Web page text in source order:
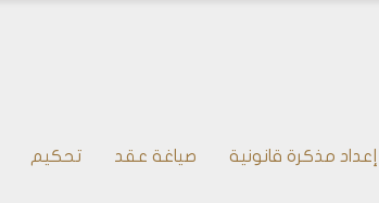
إعداد مذكرة قانونية صياغة عقد تحكيم